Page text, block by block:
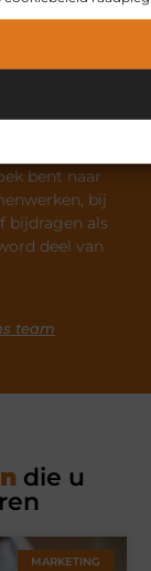
bent naar
bij
bijdragen als
deel van
team
die u
MARKETING